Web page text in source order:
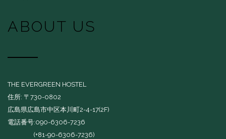
ABOUT US
THE EVERGREEN HOSTEL
住所: 〒730-0802
広島県広島市中区本川町2-4-17(2F)
電話番号:090-6306-7236
(+81-90-6306-7236)